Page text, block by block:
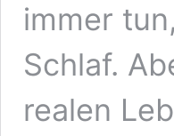
immer
Schlaf.
realen